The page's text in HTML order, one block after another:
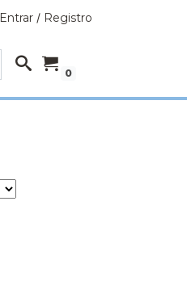
Entrar / Registro
0